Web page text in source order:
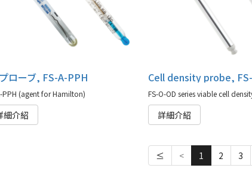
ローブ, FS-A-PPH
PPH (agent for Hamilton)
細介紹 詳細介紹
≤ < 1 2 3